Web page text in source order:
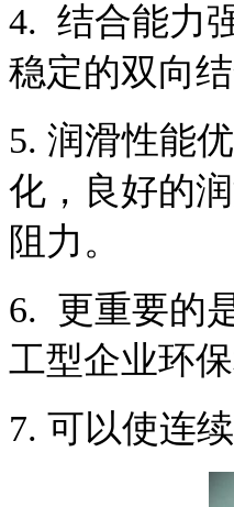
4. 结合能力
稳定的双向
5. 润滑性能
化，良好的
阻力。
6. 更重要的
工型企业环
7. 可以使连